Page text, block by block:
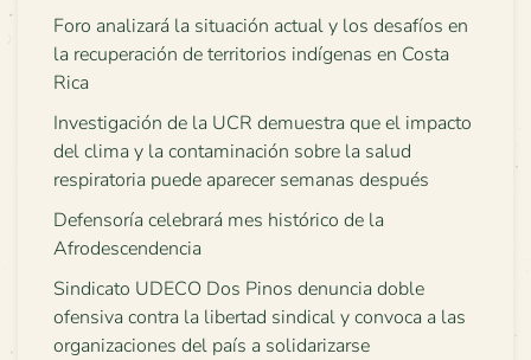
Foro analizará la situación actual y los desafíos en
la recuperación de territorios indígenas en Costa
Rica
Investigación de la UCR demuestra que el impacto
del clima y la contaminación sobre la salud
respiratoria puede aparecer semanas después
Defensoría celebrará mes histórico de la
Afrodescendencia
Sindicato UDECO Dos Pinos denuncia doble
ofensiva contra la libertad sindical y convoca a las
organizaciones del país a solidarizarse